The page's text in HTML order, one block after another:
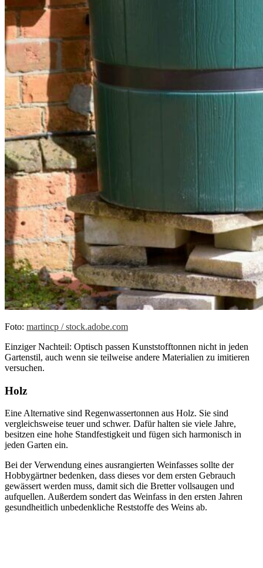
Foto: martincp / stock.adobe.com
Einziger Nachteil: Optisch passen Kunststofftonnen nicht in jeden
Gartenstil, auch wenn sie teilweise andere Materialien zu imitieren
versuchen.
Holz
Eine Alternative sind Regenwassertonnen aus Holz. Sie sind
vergleichsweise teuer und schwer. Dafür halten sie viele Jahre,
besitzen eine hohe Standfestigkeit und fügen sich harmonisch in
jeden Garten ein.
Bei der Verwendung eines ausrangierten Weinfasses sollte der
Hobbygärtner bedenken, dass dieses vor dem ersten Gebrauch
gewässert werden muss, damit sich die Bretter vollsaugen und
aufquellen. Außerdem sondert das Weinfass in den ersten Jahren
gesundheitlich unbedenkliche Reststoffe des Weins ab.